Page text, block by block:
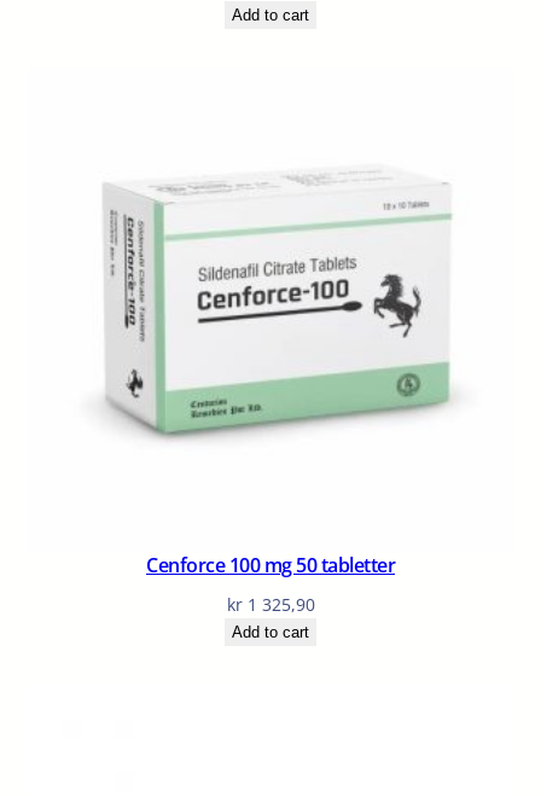
Add to cart
Cenforce 100 mg 50 tabletter
kr1 325,90
Add to cart